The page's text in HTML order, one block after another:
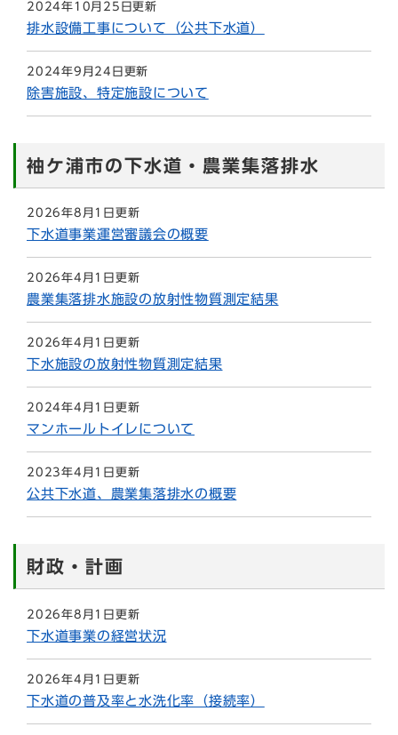
2024年10月25日更新
排水設備工事について（公共下水道）
2024年9月24日更新
除害施設、特定施設について
袖ケ浦市の下水道・農業集落排水
2026年8月1日更新
下水道事業運営審議会の概要
2026年4月1日更新
農業集落排水施設の放射性物質測定結果
2026年4月1日更新
下水施設の放射性物質測定結果
2024年4月1日更新
マンホールトイレについて
2023年4月1日更新
公共下水道、農業集落排水の概要
財政・計画
2026年8月1日更新
下水道事業の経営状況
2026年4月1日更新
下水道の普及率と水洗化率（接続率）